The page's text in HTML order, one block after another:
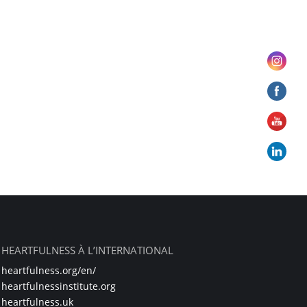
HEARTFULNESS À L’INTERNATIONAL
heartfulness.org/en/
heartfulnessinstitute.org
heartfulness.uk